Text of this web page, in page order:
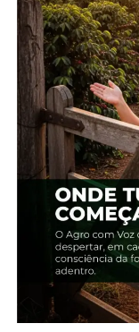
UP NEXT
cooperativas
no Brasil
NÃO PERCA
Paraná: 26%
condições